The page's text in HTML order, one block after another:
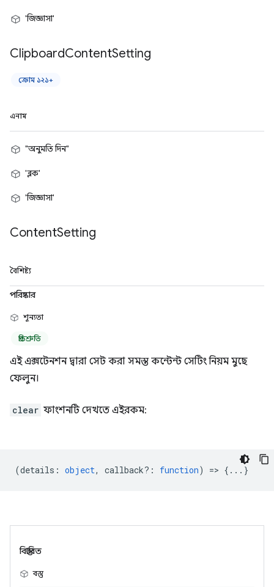
'জিজ্ঞাসা'
ClipboardContentSetting
ক্রোম ১২১+
এনাম
"অনুমতি দিন"
'ব্লক'
'জিজ্ঞাসা'
ContentSetting
বৈশিষ্ট্য
পরিষ্কার
শূন্যতা
প্রতিশ্রুতি
এই এক্সটেনশন দ্বারা সেট করা সমস্ত কন্টেন্ট সেটিং নিয়ম মুছে
ফেলুন।
clear ফাংশনটি দেখতে এইরকম:
(details : object, callback? : function) => {...}
বিস্তারিত
বস্তু